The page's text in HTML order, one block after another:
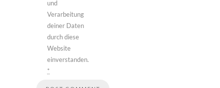
und
Verarbeitung
deiner Daten
durch diese
Website
einverstanden.
*